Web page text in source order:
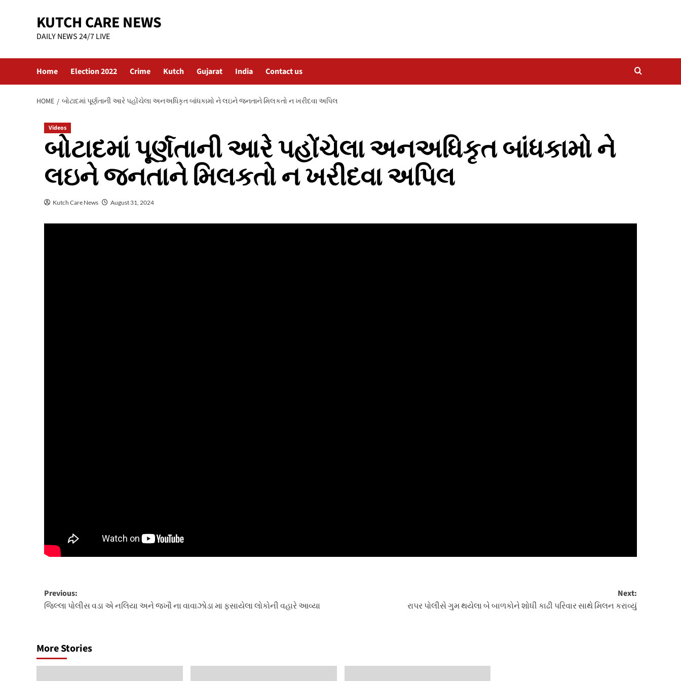
KUTCH CARE NEWS
DAILY NEWS 24/7 LIVE
Home Election 2022 Crime Kutch Gujarat India Contact us
HOME બોટાદમાં પૂર્ણતાની આરે પહોંચેલા અનઅધિકૃત બાંધકામો ને લઇને જનતાને મિલકતો ન ખરીદવા અપિલ
Videos
બોટાદમાં પૂર્ણતાની આરે પહોંચેલા અનઅધિકૃત બાંધકામો ને
લઇને જનતાને મિલકતો ન ખરીદવા અપિલ
Kutch Care News August 31, 2024
Post
navigation
Previous:
જિલ્લા પોલીસ વડા એ નલિયા અને જખૌ ના વાવાઝોડા મા ફસાયેલા લોકોની વહારે આવ્યા
Next:
રાપર પોલીસે ગુમ થયેલા બે બાળકોને શોધી કાઢી પરિવાર સાથે મિલન કરાવ્યું
More Stories